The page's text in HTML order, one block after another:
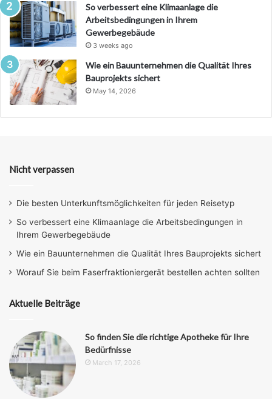
So verbessert eine Klimaanlage die
Arbeitsbedingungen in Ihrem
Gewerbegebäude
3 weeks ago
Wie ein Bauunternehmen die Qualität Ihres
Bauprojekts sichert
May 14, 2026
Nicht verpassen
Die besten Unterkunftsmöglichkeiten für jeden Reisetyp
So verbessert eine Klimaanlage die Arbeitsbedingungen in
Ihrem Gewerbegebäude
Wie ein Bauunternehmen die Qualität Ihres Bauprojekts sichert
Worauf Sie beim Faserfraktioniergerät bestellen achten sollten
Aktuelle Beiträge
So finden Sie die richtige Apotheke für Ihre
Bedürfnisse
March 17, 2026